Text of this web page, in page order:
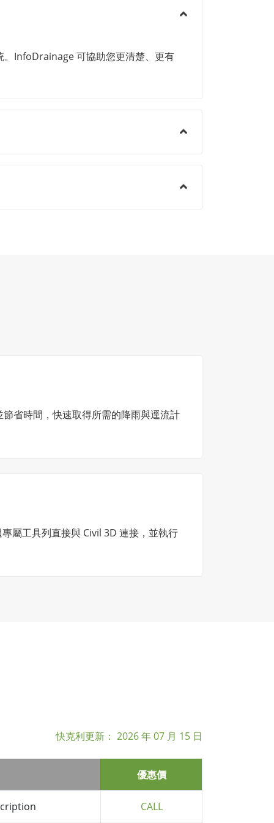
InfoDrainage 可協助您更清楚、更有
省時間，快速取得所需的降雨與逕流計
屬工具列直接與 Civil 3D 連接，並執行
快克利更新： 2026 年 07 月 15 日
優惠價
CALL